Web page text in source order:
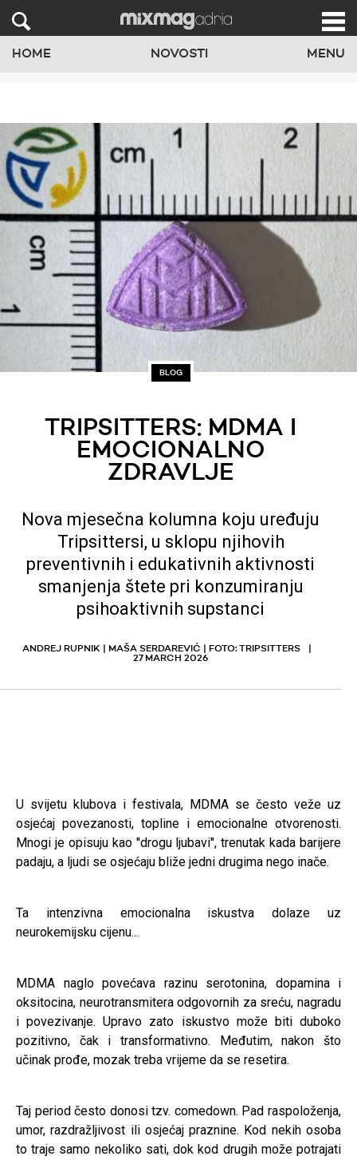
HOME NOVOSTI MENU
BLOG
TRIPSITTERS: MDMA I
EMOCIONALNO
ZDRAVLJE
Nova mjesečna kolumna koju uređuju
Tripsittersi, u sklopu njihovih
preventivnih i edukativnih aktivnosti
smanjenja štete pri konzumiranju
psihoaktivnih supstanci
ANDREJ RUPNIK | MAŠA SERDAREVIĆ | FOTO: TRIPSITTERS
27 MARCH 2026
U svijetu klubova i festivala, MDMA se često veže uz
osjećaj povezanosti, topline i emocionalne otvorenosti.
Mnogi je opisuju kao ''drogu ljubavi'', trenutak kada barijere
padaju, a ljudi se osjećaju bliže jedni drugima nego inače.
Ta intenzivna emocionalna iskustva dolaze uz
neurokemijsku cijenu...
MDMA naglo povećava razinu serotonina, dopamina i
oksitocina, neurotransmitera odgovornih za sreću, nagradu
i povezivanje. Upravo zato iskustvo može biti duboko
pozitivno, čak i transformativno. Međutim, nakon što
učinak prođe, mozak treba vrijeme da se resetira.
Taj period često donosi tzv. comedown. Pad raspoloženja,
umor, razdražljivost ili osjećaj praznine. Kod nekih osoba
to traje samo nekoliko sati, dok kod drugih može potrajati